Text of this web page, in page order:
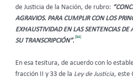
de Justicia de la Nación, de rubro:
AGRAVIOS. PARA CUMPLIR CON LOS
EXHAUSTIVIDAD EN LAS SENTENCIAS DE
SU TRANSCRIPCIÓN”.
[34]
En esa tesitura, de acuerdo con lo
fracción II y 33 de la Ley de Justicia, este